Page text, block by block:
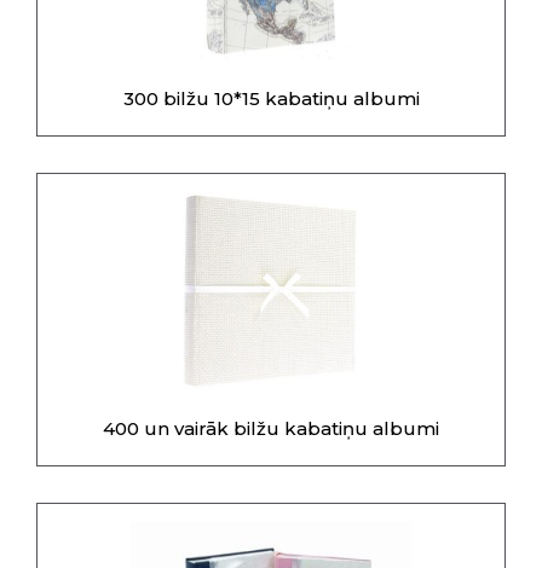
300 bilžu 10*15 kabatiņu albumi
400 un vairāk bilžu kabatiņu albumi